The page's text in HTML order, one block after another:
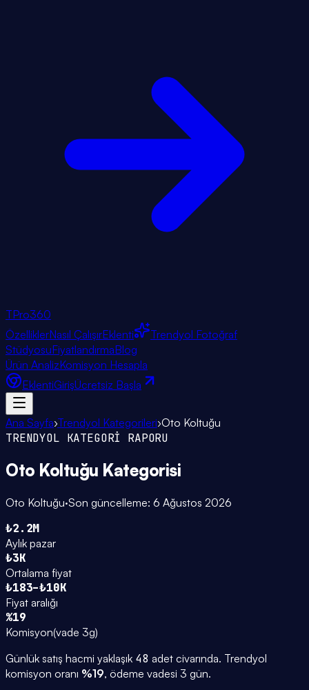
TPro360
ÖzelliklerNasıl ÇalışırEklenti
Trendyol Fotoğraf
StüdyosuFiyatlandırmaBlog
Ürün AnalizKomisyon Hesapla
EklentiGirişÜcretsiz Başla
Ana Sayfa›Trendyol Kategorileri›Oto Koltuğu
TRENDYOL KATEGORİ RAPORU
Oto Koltuğu Kategorisi
Oto Koltuğu·Son güncelleme: 6 Ağustos 2026
₺2.2M
Aylık pazar
₺3K
Ortalama fiyat
₺183–₺10K
Fiyat aralığı
%19
Komisyon(vade 3g)
Günlük satış hacmi yaklaşık 48 adet civarında. Trendyol
komisyon oranı %19, ödeme vadesi 3 gün.